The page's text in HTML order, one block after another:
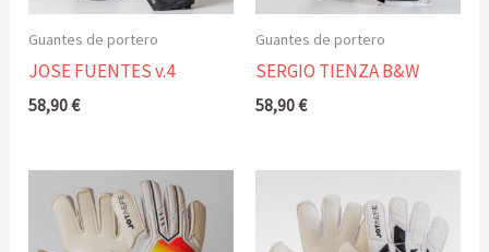
Guantes de portero
JOSE FUENTES v.4
58,90€
Guantes de portero
SERGIO TIENZA B&W
58,90€